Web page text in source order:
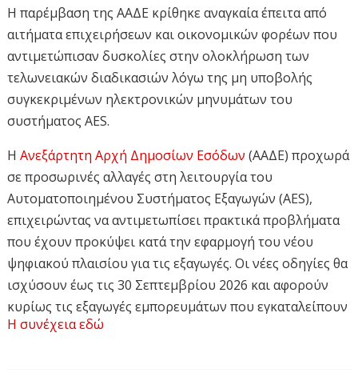
Η παρέμβαση της ΑΑΔΕ κρίθηκε αναγκαία έπειτα από
αιτήματα επιχειρήσεων και οικονομικών φορέων που
αντιμετώπισαν δυσκολίες στην ολοκλήρωση των
τελωνειακών διαδικασιών λόγω της μη υποβολής
συγκεκριμένων ηλεκτρονικών μηνυμάτων του
συστήματος AES.
Η Ανεξάρτητη Αρχή Δημοσίων Εσόδων (ΑΑΔΕ) προχωρά
σε προσωρινές αλλαγές στη λειτουργία του
Αυτοματοποιημένου Συστήματος Εξαγωγών (AES),
επιχειρώντας να αντιμετωπίσει πρακτικά προβλήματα
που έχουν προκύψει κατά την εφαρμογή του νέου
ψηφιακού πλαισίου για τις εξαγωγές. Οι νέες οδηγίες θα
ισχύσουν έως τις 30 Σεπτεμβρίου 2026 και αφορούν
κυρίως τις εξαγωγές εμπορευμάτων που εγκαταλείπουν
την Ευρωπαϊκή Ένωση οδικώς μέσω των χερσαίων
Η συνέχεια εδώ